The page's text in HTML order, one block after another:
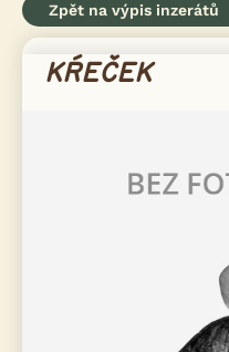
Zpět na výpis inzerátů
KŔEČEK